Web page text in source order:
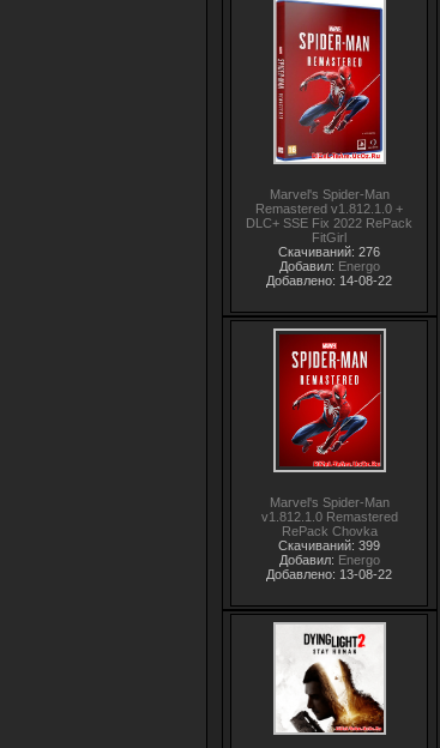
Marvel's Spider-Man
Remastered v1.812.1.0 +
DLC+ SSE Fix 2022 RePack
FitGirl
Скачиваний: 276
Добавил: Energo
Добавлено: 14-08-22
Marvel's Spider-Man
v1.812.1.0 Remastered
RePack Chovka
Скачиваний: 399
Добавил: Energo
Добавлено: 13-08-22